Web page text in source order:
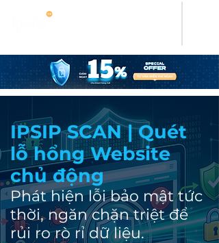
IPSIP SCAN | Quét
lỗ hổng Website
chủ động
Phát hiện lỗi bảo mật tức
thời, ngăn chặn triệt để
rủi ro rò rỉ dữ liệu.